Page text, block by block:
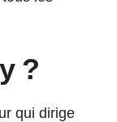
?
qui dirige